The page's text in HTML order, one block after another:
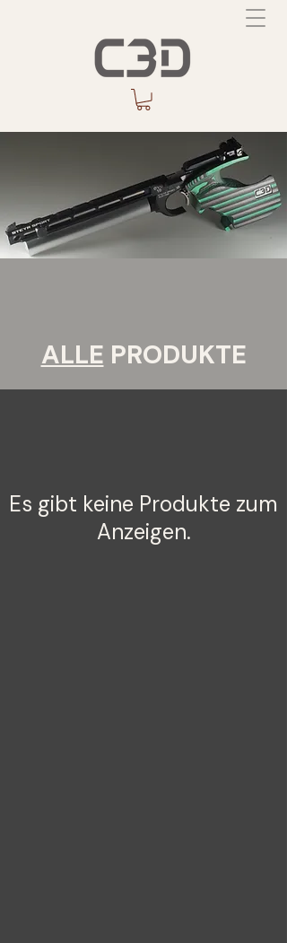
ALLE PRODUKTE
Es gibt keine Produkte zum
Anzeigen.